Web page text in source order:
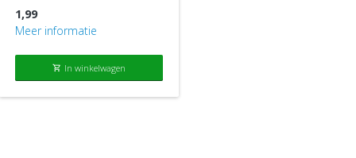
1,99
Meer informatie
shopping_cart In winkelwagen